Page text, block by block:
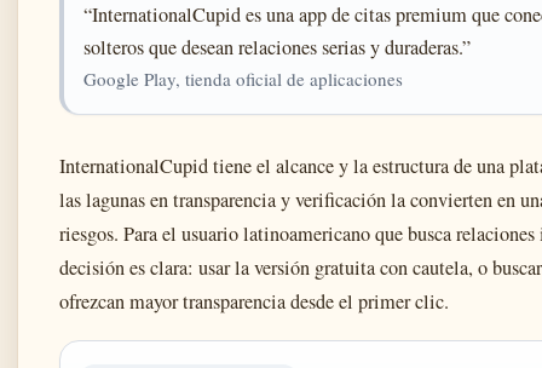
“InternationalCupid es una app de citas premium que
solteros que desean relaciones serias y duraderas.”
Google Play, tienda oficial de aplicaciones
InternationalCupid tiene el alcance y la estructura de una
las lagunas en transparencia y verificación la convierten en
riesgos. Para el usuario latinoamericano que busca
decisión es clara: usar la versión gratuita con cautela, o
ofrezcan mayor transparencia desde el primer clic.